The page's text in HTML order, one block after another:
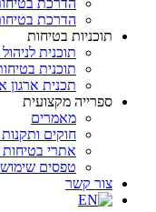
הדרכת
הדרכת
תוכניות בטיחות
תוכנית
תוכנית
תכנית ארגון
ספרייה מקצועית
מאמרים
חוקים
אתרי בטיחות
טפסים
צור קשר